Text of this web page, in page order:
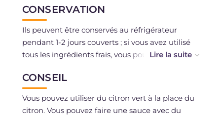
CONSERVATION
Ils peuvent être conservés au réfrigérateur
pendant 1-2 jours couverts ; si vous avez utilisé
tous les ingrédients frais, vous pouvez les
sauce, sans la ciboulette et le citron en tranches.
CONSEIL
Vous pouvez utiliser du citron vert à la place du
citron. Vous pouvez faire une sauce avec du